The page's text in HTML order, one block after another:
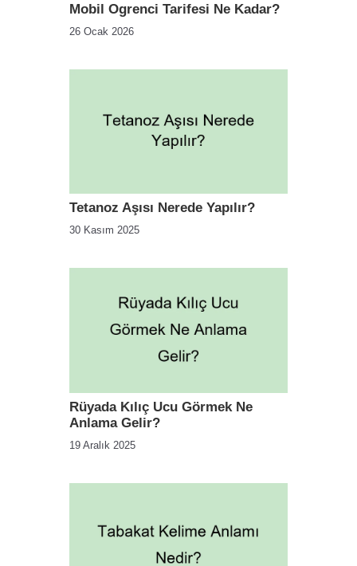
Mobil Ogrenci Tarifesi Ne Kadar?
26 Ocak 2026
Tetanoz Aşısı Nerede Yapılır?
30 Kasım 2025
Rüyada Kılıç Ucu Görmek Ne
Anlama Gelir?
19 Aralık 2025